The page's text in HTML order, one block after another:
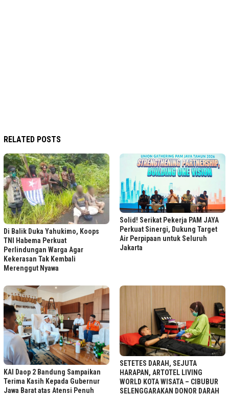
RELATED POSTS
Di Balik Duka Yahukimo, Koops
TNI Habema Perkuat
Perlindungan Warga Agar
Kekerasan Tak Kembali
Merenggut Nyawa
Solid! Serikat Pekerja PAM JAYA
Perkuat Sinergi, Dukung Target
Air Perpipaan untuk Seluruh
Jakarta
KAI Daop 2 Bandung Sampaikan
Terima Kasih Kepada Gubernur
Jawa Barat atas Atensi Penuh
SETETES DARAH, SEJUTA
HARAPAN, ARTOTEL LIVING
WORLD KOTA WISATA – CIBUBUR
SELENGGARAKAN DONOR DARAH